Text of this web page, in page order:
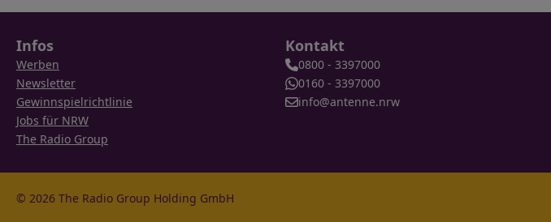
Infos
Werben
Newsletter
Gewinnspielrichtlinie
Jobs für NRW
The Radio Group
Kontakt
0800 - 3397000
0160 - 3397000
info@antenne.nrw
© 2026 The Radio Group Holding GmbH